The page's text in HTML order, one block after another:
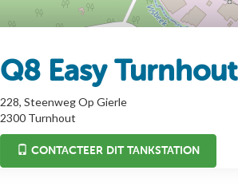
Q8 Easy Turnhout
228, Steenweg Op Gierle
2300 Turnhout
CONTACTEER DIT TANKSTATION